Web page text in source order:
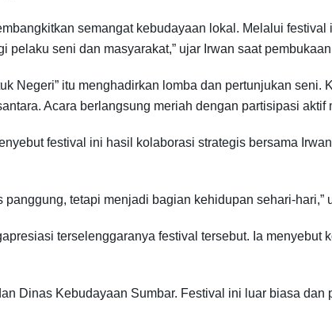
semangat kebudayaan lokal. Melalui
seni dan masyarakat,” ujar Irwan saat
Negeri” itu menghadirkan lomba dan pertunjukan
Acara berlangsung meriah dengan partisipasi aktif
festival ini hasil kolaborasi strategis bersama
tetapi menjadi bagian kehidupan sehari-hari,”
terselenggaranya festival tersebut. Ia menyebut
Dinas Kebudayaan Sumbar. Festival ini luar biasa dan